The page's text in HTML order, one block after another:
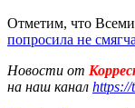
Отметим, что
попросила не
Новости от
на наш канал https://